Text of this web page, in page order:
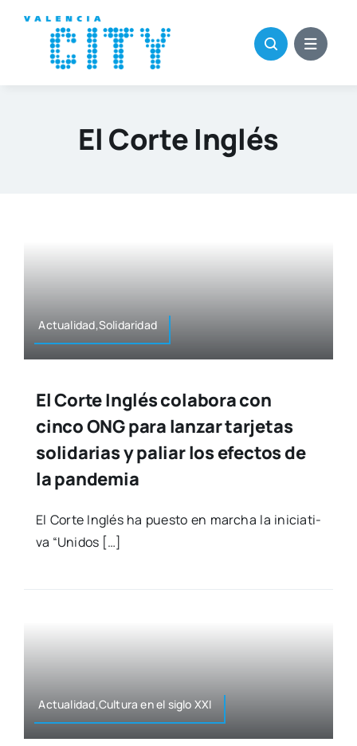
contenido
El Corte Inglés
Actualidad,Solidaridad
El Corte Inglés colabora con
cinco ONG para lanzar tarjetas
solidarias y paliar los efectos de
la pandemia
El Cor­te Inglés ha pues­to en mar­cha la ini­cia­ti­
va “Uni­dos […]
Actualidad,Cultura en el siglo XXI